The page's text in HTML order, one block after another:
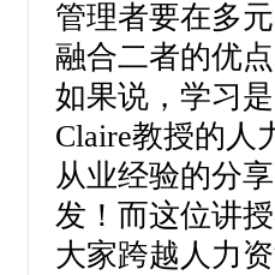
管理者要在多
融合二者的优
如果说，学习
Claire教授的人
从业经验的分
发！而这位讲
大家跨越人力